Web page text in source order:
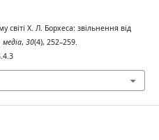
світі Х. Л. Борхеса: звільнення від
, 30(4), 252–259.